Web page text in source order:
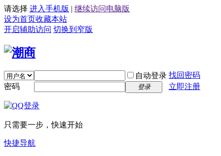
请选择 进入手机版 | 继续访问电脑版
设为首页收藏本站
开启辅助访问 切换到窄版
自动登录 找回密码
密码
登录 立即注册
只需要一步，快速开始
快捷导航